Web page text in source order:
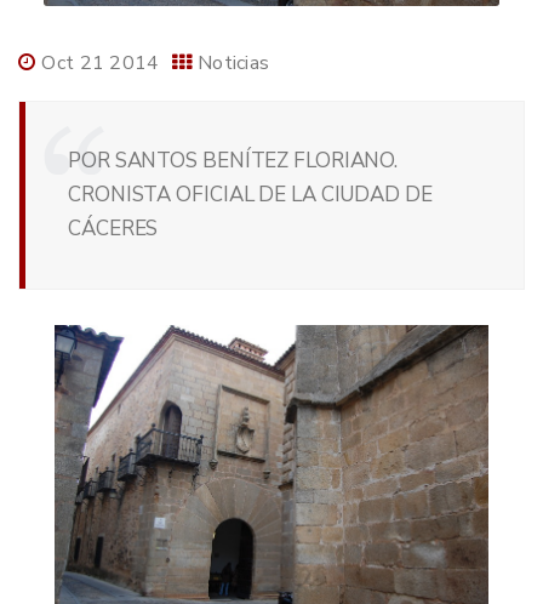
Oct 21 2014 Noticias
POR SANTOS BENÍTEZ FLORIANO.
CRONISTA OFICIAL DE LA CIUDAD DE
CÁCERES